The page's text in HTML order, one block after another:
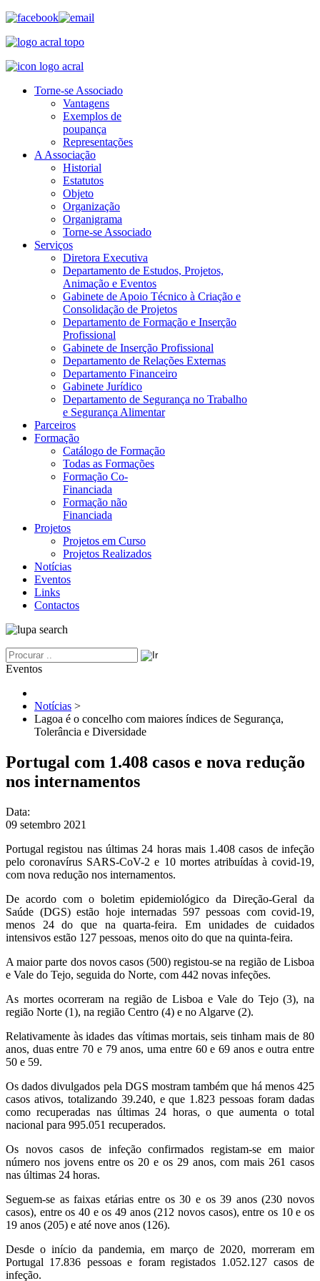
Torne-se Associado
Vantagens
Exemplos de
poupança
Representações
A Associação
Historial
Estatutos
Objeto
Organização
Organigrama
Torne-se Associado
Serviços
Diretora Executiva
Departamento de Estudos, Projetos,
Animação e Eventos
Gabinete de Apoio Técnico à Criação e
Consolidação de Projetos
Departamento de Formação e Inserção
Profissional
Gabinete de Inserção Profissional
Departamento de Relações Externas
Departamento Financeiro
Gabinete Jurídico
Departamento de Segurança no Trabalho
e Segurança Alimentar
Parceiros
Formação
Catálogo de Formação
Todas as Formações
Formação Co-
Financiada
Formação não
Financiada
Projetos
Projetos em Curso
Projetos Realizados
Notícias
Eventos
Links
Contactos
Eventos
Notícias >
Lagoa é o concelho com maiores índices de Segurança,
Tolerância e Diversidade
Portugal com 1.408 casos e nova redução
nos internamentos
Data:
09 setembro 2021
Portugal registou nas últimas 24 horas mais 1.408 casos de infeção
pelo coronavírus SARS-CoV-2 e 10 mortes atribuídas à covid-19,
com nova redução nos internamentos.
De acordo com o boletim epidemiológico da Direção-Geral da
Saúde (DGS) estão hoje internadas 597 pessoas com covid-19,
menos 24 do que na quarta-feira. Em unidades de cuidados
intensivos estão 127 pessoas, menos oito do que na quinta-feira.
A maior parte dos novos casos (500) registou-se na região de Lisboa
e Vale do Tejo, seguida do Norte, com 442 novas infeções.
As mortes ocorreram na região de Lisboa e Vale do Tejo (3), na
região Norte (1), na região Centro (4) e no Algarve (2).
Relativamente às idades das vítimas mortais, seis tinham mais de 80
anos, duas entre 70 e 79 anos, uma entre 60 e 69 anos e outra entre
50 e 59.
Os dados divulgados pela DGS mostram também que há menos 425
casos ativos, totalizando 39.240, e que 1.823 pessoas foram dadas
como recuperadas nas últimas 24 horas, o que aumenta o total
nacional para 995.051 recuperados.
Os novos casos de infeção confirmados registam-se em maior
número nos jovens entre os 20 e os 29 anos, com mais 261 casos
nas últimas 24 horas.
Seguem-se as faixas etárias entre os 30 e os 39 anos (230 novos
casos), entre os 40 e os 49 anos (212 novos casos), entre os 10 e os
19 anos (205) e até nove anos (126).
Desde o início da pandemia, em março de 2020, morreram em
Portugal 17.836 pessoas e foram registados 1.052.127 casos de
infeção.